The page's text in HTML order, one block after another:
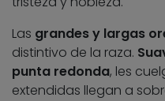
Las grandes y largas
distintivo de la raza.
punta redonda, les
extendidas llegan a